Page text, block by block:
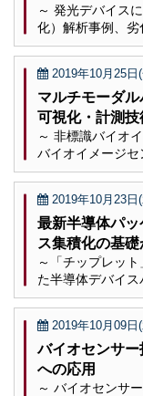
～ 発光デバイス
化）解析事例、劣
2019年10月25日
マルチモーダ
可視化・計測技
～ 非標識バイオ
バイオイメージセ
2019年10月23日
最新半導体パ
ス集積化の基
～「チップレッ
た半導体デバイ
2019年10月09日
バイオセンサ
への応用
～ バイオセンサ